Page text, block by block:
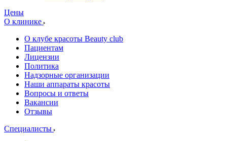
Цены
О клинике
О клубе красоты Beauty club
Пациентам
Лицензии
Политика
Надзорные организации
Наши аппараты красоты
Вопросы и ответы
Вакансии
Отзывы
Специалисты